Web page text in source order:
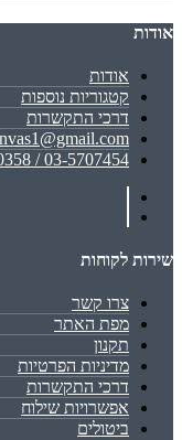
אודות
אודות
קטגוריות נוספות
דרכי התקשרות
03-5707454 / 055-8830358
שירות לקוחות
צרו קשר
מפת האתר
תקנון
מדיניות הפרטיות
דרכי התקשרות
אפשרויות שילוח
ביטולים